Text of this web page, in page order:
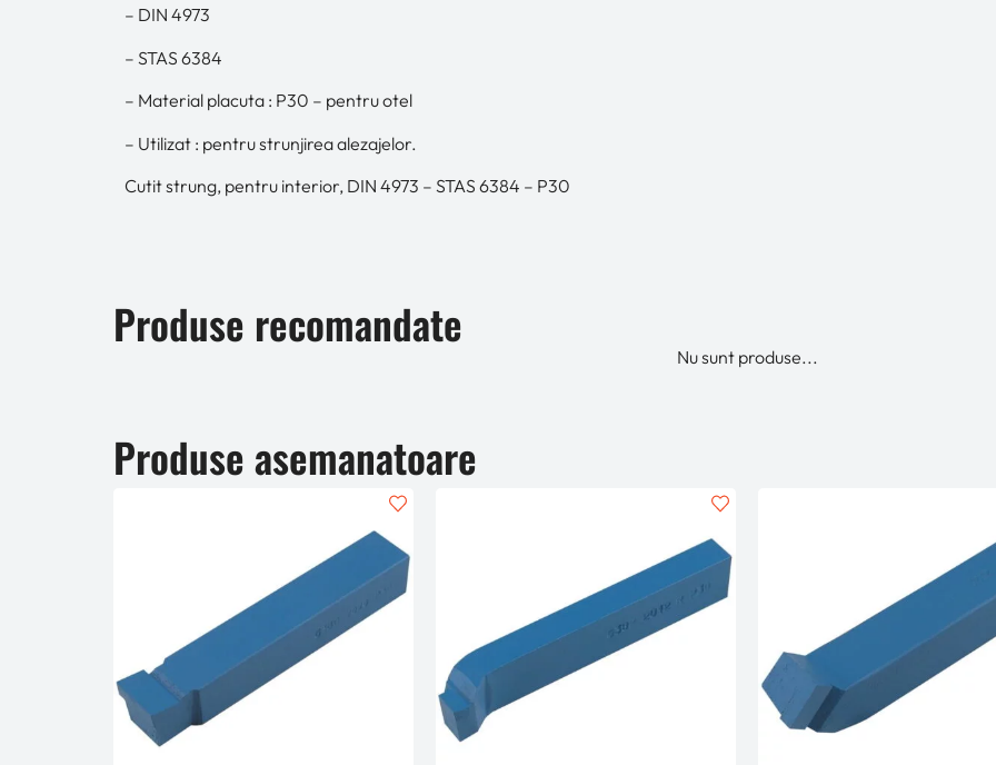
– DIN 4973
– STAS 6384
– Material placuta : P30 – pentru otel
– Utilizat : pentru strunjirea alezajelor.
Cutit strung, pentru interior, DIN 4973 – STAS 6384 – P30
Produse recomandate
Nu sunt produse...
Produse asemanatoare